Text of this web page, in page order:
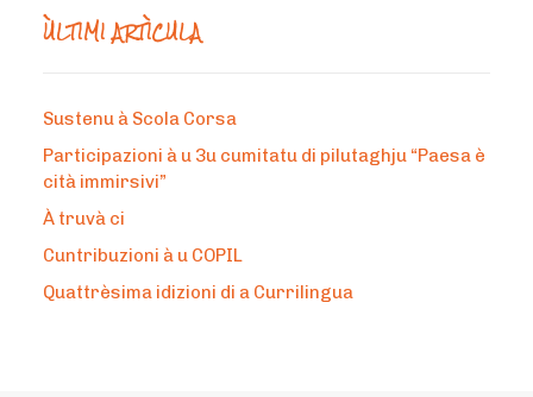
ÙLTIMI ARTÌCULA
Sustenu à Scola Corsa
Participazioni à u 3u cumitatu di pilutaghju “Paesa è
cità immirsivi”
À truvà ci
Cuntribuzioni à u COPIL
Quattrèsima idizioni di a Currilingua